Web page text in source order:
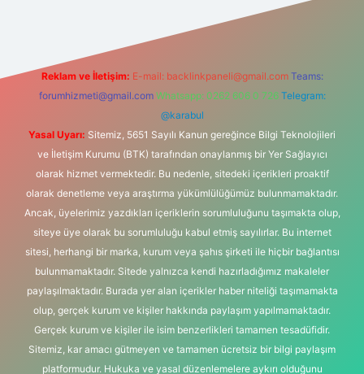
Reklam ve İletişim: E-mail: backlinkpaneli@gmail.com Teams:
forumhizmeti@gmail.com Whatsapp: 0262 606 0 726 Telegram:
@karabul
Yasal Uyarı: Sitemiz, 5651 Sayılı Kanun gereğince Bilgi Teknolojileri
ve İletişim Kurumu (BTK) tarafından onaylanmış bir Yer Sağlayıcı
olarak hizmet vermektedir. Bu nedenle, sitedeki içerikleri proaktif
olarak denetleme veya araştırma yükümlülüğümüz bulunmamaktadır.
Ancak, üyelerimiz yazdıkları içeriklerin sorumluluğunu taşımakta olup,
siteye üye olarak bu sorumluluğu kabul etmiş sayılırlar. Bu internet
sitesi, herhangi bir marka, kurum veya şahıs şirketi ile hiçbir bağlantısı
bulunmamaktadır. Sitede yalnızca kendi hazırladığımız makaleler
paylaşılmaktadır. Burada yer alan içerikler haber niteliği taşımamakta
olup, gerçek kurum ve kişiler hakkında paylaşım yapılmamaktadır.
Gerçek kurum ve kişiler ile isim benzerlikleri tamamen tesadüfidir.
Sitemiz, kar amacı gütmeyen ve tamamen ücretsiz bir bilgi paylaşım
platformudur. Hukuka ve yasal düzenlemelere aykırı olduğunu